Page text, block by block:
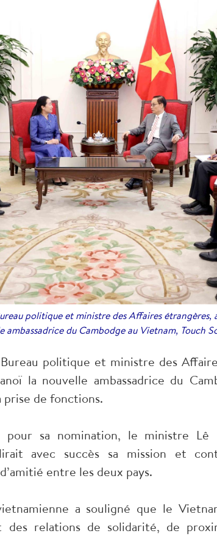
politique et ministre des Affaires étrangères,
ambassadrice du Cambodge au Vietnam, Touch
politique et ministre des
la nouvelle ambassadrice du
prise de fonctions.
pour sa nomination, le ministre Lê
avec succès sa mission et
entre les deux pays.
a souligné que le
des relations de solidarité, de